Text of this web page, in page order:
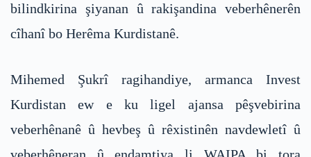
bilindkirina şiyanan û rakişandina veberhênerên
cîhanî bo Herêma Kurdistanê.
Mihemed Şukrî ragihandiye, armanca Invest
Kurdistan ew e ku ligel ajansa pêşvebirina
veberhênanê û hevbeş û rêxistinên navdewletî û